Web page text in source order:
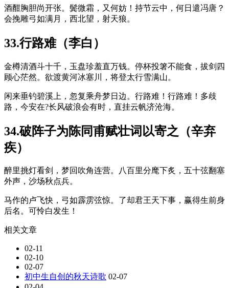
酒酣胸胆尚开张。鬓微霜，又何妨！持节云中，何日遣冯唐？
会挽雕弓如满月，西北望，射天狼。
33.行路难（李白）
金樽清酒斗十千，玉盘珍羞直万钱。停杯投箸不能食，拔剑四
顾心茫然。欲渡黄河冰塞川，将登太行雪满山。
闲来垂钓碧溪上，忽复乘舟梦日边。行路难！行路难！多歧
路，今安在?长风破浪会有时，直挂云帆济沧海。
34.破阵子为陈同甫赋壮词以寄之（辛弃
疾）
醉里挑灯看剑，梦回吹角连营。八百里分麾下炙，五十弦翻塞
外声，沙场秋点兵。
马作的卢飞快，弓如霹雳弦惊。了却君王天下事，赢得生前身
后名。可怜白发生！
相关文章
02-11
02-10
02-07
初中生自创的秋天诗歌 02-07